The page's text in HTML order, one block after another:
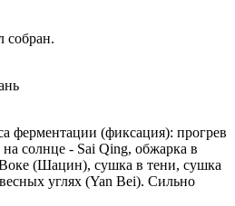
собран.
ферментации (фиксация): прогрев
солнце - Sai Qing, обжарка в
(Шацин), сушка в тени, сушка
углях (Yan Bei). Сильно